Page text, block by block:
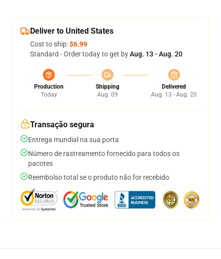
Deliver to United States
Cost to ship:$6.99
Standard - Order today to get byAug. 13 - Aug. 20
Production
Today
Shipping
Aug. 09
Delivered
Aug. 13 - Aug. 20
Transação segura
Entrega mundial na sua porta
Número de rastreamento fornecido para todos os
pacotes
Reembolso total se o produto não for recebido